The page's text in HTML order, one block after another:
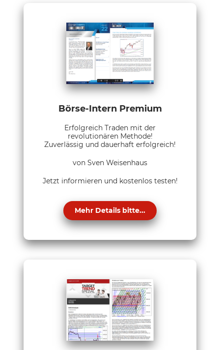
Börse-Intern Premium
Erfolgreich Traden mit der
revolutionären Methode!
Zuverlässig und dauerhaft erfolgreich!
von Sven Weisenhaus
Jetzt informieren und kostenlos testen!
Mehr Details bitte...